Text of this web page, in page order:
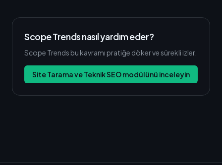
Scope Trends nasıl yardım eder?
Scope Trends bu kavramı pratiğe döker ve sürekli izler.
Site Tarama ve Teknik SEO modülünü inceleyin